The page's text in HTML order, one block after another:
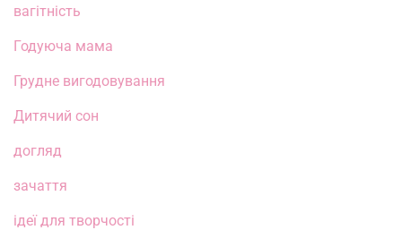
вагітність
Годуюча мама
Грудне вигодовування
Дитячий сон
догляд
зачаття
ідеї для творчості